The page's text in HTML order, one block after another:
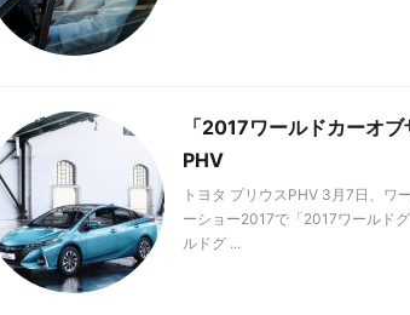
「2017ワールドカーオ
PHV
トヨタ プリウスPHV 3月7日、ワ
ーショー2017で「2017ワールド
ルドグ ...